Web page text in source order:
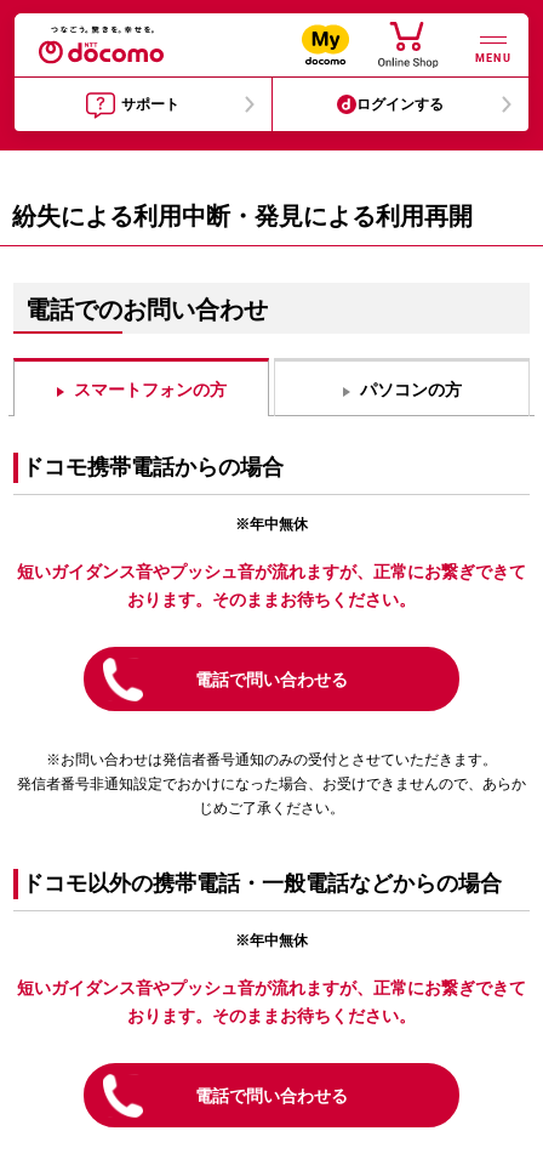
MENU
サポート ログインする
紛失による利用中断・発見による利用再開
電話でのお問い合わせ
スマートフォンの方 パソコンの方
ドコモ携帯電話からの場合
※年中無休
短いガイダンス音やプッシュ音が流れますが、正常にお繋ぎできて
おります。そのままお待ちください。
電話で問い合わせる
※お問い合わせは発信者番号通知のみの受付とさせていただきます。
発信者番号非通知設定でおかけになった場合、お受けできませんので、あらか
じめご了承ください。
ドコモ以外の携帯電話・一般電話などからの場合
※年中無休
短いガイダンス音やプッシュ音が流れますが、正常にお繋ぎできて
おります。そのままお待ちください。
電話で問い合わせる